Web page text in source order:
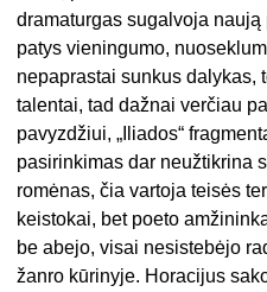
dramaturgas sugalvoja
patys vieningumo,
nepaprastai sunkus dalykas,
talentai, tad dažnai verčiau
pavyzdžiui, „Iliados“
pasirinkimas dar neužtikrina
romėnas, čia vartoja teisės
keistokai, bet poeto
be abejo, visai nesistebėjo
žanro kūrinyje. Horacijus